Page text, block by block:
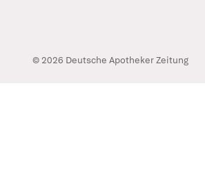
© 2026 Deutsche Apotheker Zeitung